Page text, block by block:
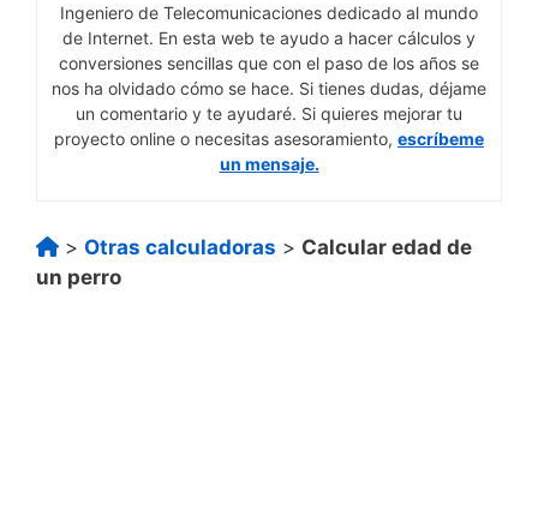
Ingeniero de Telecomunicaciones dedicado al mundo
de Internet. En esta web te ayudo a hacer cálculos y
conversiones sencillas que con el paso de los años se
nos ha olvidado cómo se hace. Si tienes dudas, déjame
un comentario y te ayudaré. Si quieres mejorar tu
proyecto online o necesitas asesoramiento, escríbeme
un mensaje.
> Otras calculadoras > Calcular edad de
un perro